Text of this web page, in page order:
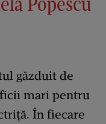
găzduit de
mari pentru
În fiecare